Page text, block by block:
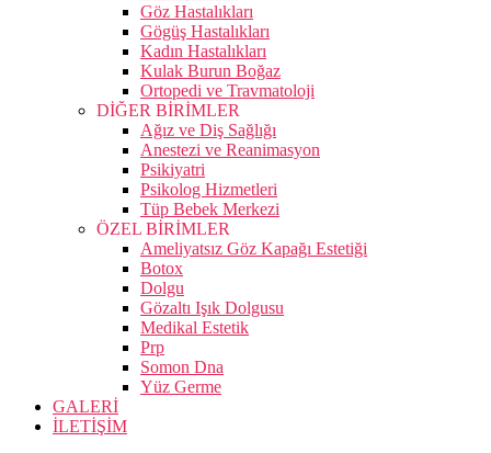
Göz Hastalıkları
Gögüş Hastalıkları
Kadın Hastalıkları
Kulak Burun Boğaz
Ortopedi ve Travmatoloji
DİĞER BİRİMLER
Ağız ve Diş Sağlığı
Anestezi ve Reanimasyon
Psikiyatri
Psikolog Hizmetleri
Tüp Bebek Merkezi
ÖZEL BİRİMLER
Ameliyatsız Göz Kapağı Estetiği
Botox
Dolgu
Gözaltı Işık Dolgusu
Medikal Estetik
Prp
Somon Dna
Yüz Germe
GALERİ
İLETİŞİM